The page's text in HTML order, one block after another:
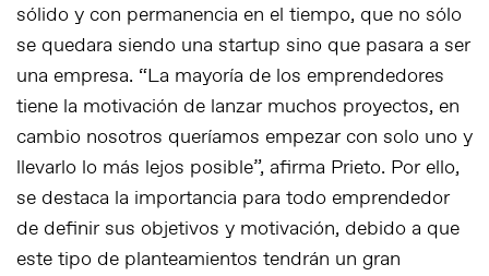
sólido y con permanencia en el tiempo, que no sólo
se quedara siendo una startup sino que pasara a ser
una empresa. “La mayoría de los emprendedores
tiene la motivación de lanzar muchos proyectos, en
cambio nosotros queríamos empezar con solo uno y
llevarlo lo más lejos posible”, afirma Prieto. Por ello,
se destaca la importancia para todo emprendedor
de definir sus objetivos y motivación, debido a que
este tipo de planteamientos tendrán un gran